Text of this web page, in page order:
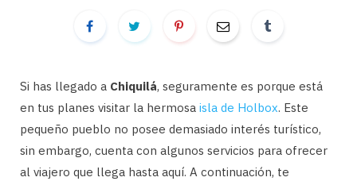
Si has llegado a Chiquilá, seguramente es porque está
en tus planes visitar la hermosa isla de Holbox. Este
pequeño pueblo no posee demasiado interés turístico,
sin embargo, cuenta con algunos servicios para ofrecer
al viajero que llega hasta aquí. A continuación, te